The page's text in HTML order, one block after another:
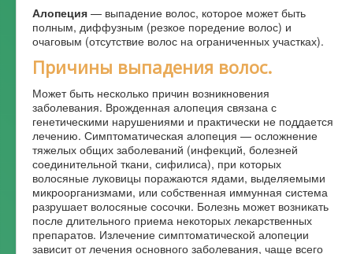
Алопеция — выпадение волос, которое может быть
полным, диффузным (резкое поредение волос) и
очаговым (отсутствие волос на ограниченных участках).
Причины выпадения волос.
Может быть несколько причин возникновения
заболевания. Врожденная алопеция связана с
генетическими нарушениями и практически не поддается
лечению. Симптоматическая алопеция — осложнение
тяжелых общих заболеваний (инфекций, болезней
соединительной ткани, сифилиса), при которых
волосяные луковицы поражаются ядами, выделяемыми
микроорганизмами, или собственная иммунная система
разрушает волосяные сосочки. Болезнь может возникать
после длительного приема некоторых лекарственных
препаратов. Излечение симптоматической алопеции
зависит от лечения основного заболевания, чаще всего